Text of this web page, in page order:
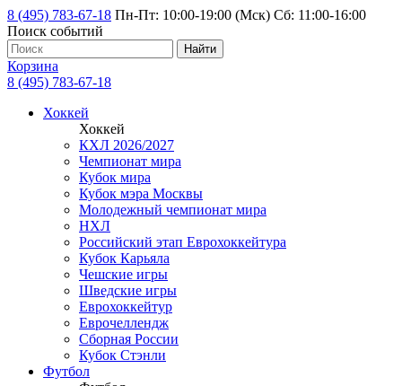
8 (495) 783-67-18 Пн-Пт: 10:00-19:00 (Мск) Сб: 11:00-16:00
Поиск событий
Найти
Корзина
8 (495) 783-67-18
Хоккей
Хоккей
КХЛ 2026/2027
Чемпионат мира
Кубок мира
Кубок мэра Москвы
Молодежный чемпионат мира
НХЛ
Российский этап Еврохоккейтура
Кубок Карьяла
Чешские игры
Шведские игры
Еврохоккейтур
Еврочеллендж
Сборная России
Кубок Стэнли
Футбол